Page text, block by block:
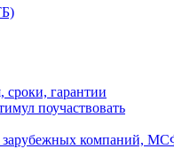
сроки, гарантии
поучаствовать
зарубежных компаний,